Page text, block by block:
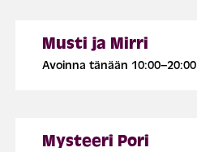
Musti ja Mirri
Avoinna tänään 10:00–20:00
Mysteeri Pori